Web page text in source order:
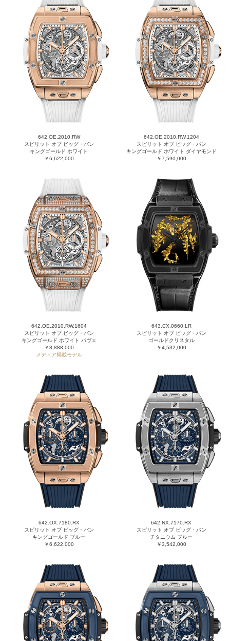
642.OE.2010.RW
スピリット オブ ビッグ・バン
キングゴールド ホワイト
￥6,622,000
642.OE.2010.RW.1204
スピリット オブ ビッグ・バン
キングゴールド ホワイト ダイヤモンド
￥7,590,000
642.OE.2010.RW.1604
スピリット オブ ビッグ・バン
キングゴールド ホワイト パヴェ
￥8,888,000
メディア掲載モデル
643.CX.0660.LR
スピリット オブ ビッグ・バン
ゴールドクリスタル
￥4,532,000
642.OX.7180.RX
スピリット オブ ビッグ・バン
キングゴールド ブルー
￥6,622,000
642.NX.7170.RX
スピリット オブ ビッグ・バン
チタニウム ブルー
￥3,542,000